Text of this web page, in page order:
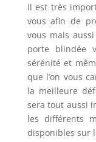
Il est très
vous afin de
vous mais
porte blindée
sérénité et
que l’on vous
la meilleure
sera tout aussi
les différents
disponibles sur